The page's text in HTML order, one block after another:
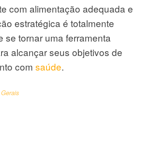
com alimentação adequada e
estratégica é totalmente
se tornar uma ferramenta
alcançar seus objetivos de
com saúde.